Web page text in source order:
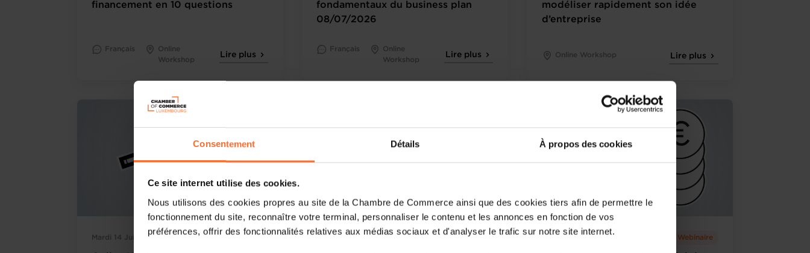
Consentement Détails À propos des cookies
Ce site internet utilise des cookies.
Nous utilisons des cookies propres au site de la Chambre de Commerce ainsi que des cookies tiers afin de permettre le
fonctionnement du site, reconnaître votre terminal, personnaliser le contenu et les annonces en fonction de vos
préférences, offrir des fonctionnalités relatives aux médias sociaux et d'analyser le trafic sur notre site internet.
financement en 10 questions
Français
Online
Workshop
Lire plus
fondamentaux du business plan
08/07/2026
Français
Online
Workshop
Lire plus
modéliser rapidement son idée
d’entreprise
Online Workshop Lire plus
Mardi 14 Juil 2026 Webinaire Webinaire